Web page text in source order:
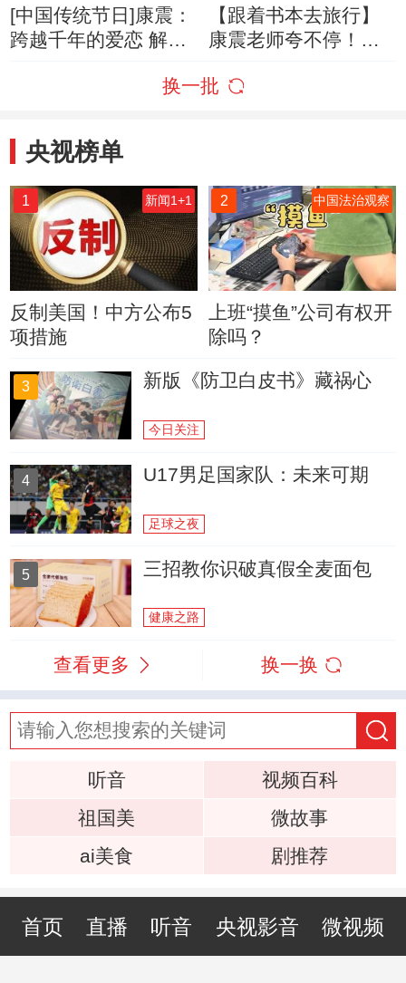
[中国传统节日]康震：
跨越千年的爱恋 解读
【跟着书本去旅行】
康震老师夸不停！长
换一批
央视榜单
1 新闻1+1
反制美国！中方公布5
项措施
2 中国法治观察
上班“摸鱼”公司有权开
除吗？
3 新版《防卫白皮书》藏祸心
今日关注
4 U17男足国家队：未来可期
足球之夜
5 三招教你识破真假全麦面包
健康之路
查看更多 换一换
听音
视频百科
祖国美
微故事
ai美食
剧推荐
首页 直播 听音 央视影音 微视频